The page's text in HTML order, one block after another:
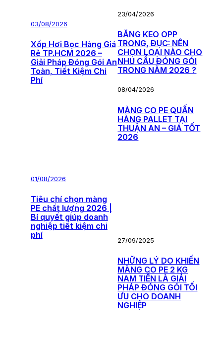
03/08/2026
Xốp Hơi Bọc Hàng Giá
Rẻ TP.HCM 2026 –
Giải Pháp Đóng Gói An
Toàn, Tiết Kiệm Chi
Phí
01/08/2026
Tiêu chí chọn màng
PE chất lượng 2026 |
Bí quyết giúp doanh
nghiệp tiết kiệm chi
phí
23/04/2026
BĂNG KEO OPP
TRONG, ĐỤC: NÊN
CHỌN LOẠI NÀO CHO
NHU CẦU ĐÓNG GÓI
TRONG NĂM 2026 ?
08/04/2026
MÀNG CO PE QUẤN
HÀNG PALLET TẠI
THUẬN AN – GIÁ TỐT
2026
27/09/2025
NHỮNG LÝ DO KHIẾN
MÀNG CO PE 2 KG
NAM TIẾN LÀ GIẢI
PHÁP ĐÓNG GÓI TỐI
ƯU CHO DOANH
NGHIỆP